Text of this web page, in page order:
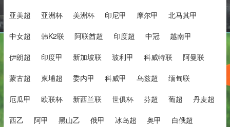
亚美超 亚洲杯 美洲杯 印尼甲 摩尔甲 北马其甲
中女超 韩K2联 阿联酋超 印度超 中冠 越南甲
伊朗超 印度甲 新加坡联 玻利甲 科威特联 阿曼联
蒙古超 柬埔超 委内甲 科威甲 乌兹超 缅甸联
厄瓜甲 欧联杯 新西兰联 世俱杯 芬超 葡超 丹麦超
西乙 阿甲 黑山乙 俄甲 冰岛超 奥甲 白俄超